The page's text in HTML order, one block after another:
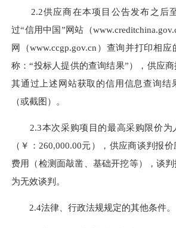
2.2供应商在本项目公告发布之后
过“信用中国”网站（
网（www.ccgp.gov.cn）查询并打印相
称：“投标人提供的查询结果”），供应
其通过上述网站获取的信用信息查询结
（或截图）。
2.3本次采购项目的最高采购限价为
（￥：260,000.00元），供应商谈判报
费用（检测面敲凿、基础开挖等），谈
为无效谈判。
2.4法律、行政法规规定的其他条件。